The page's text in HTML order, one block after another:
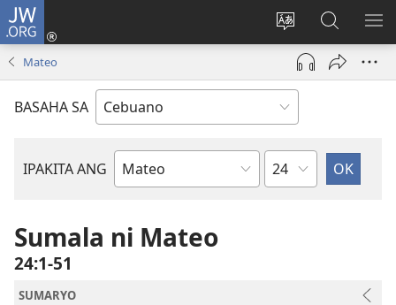
JW.ORG
Ilisi
ang
pinulongan
sa
site
Log
open
ug
window)
Pangitaa
sa
JW.ORG
Mateo
BASAHA SA
IPAKITA ANG
Basahon
Bibliya
Kapitulo
Sumala ni Mateo
24:1-51
SUMARYO